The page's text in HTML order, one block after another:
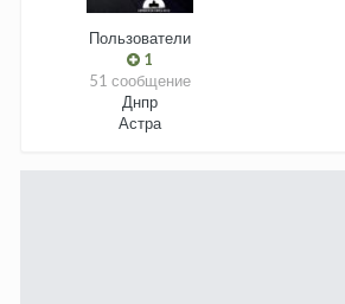
Пользователи
1
51 сообщение
Днпр
Астра